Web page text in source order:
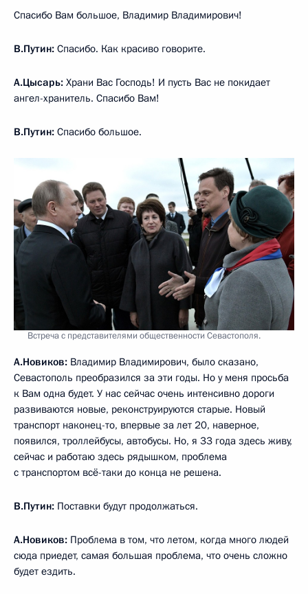
Спасибо Вам большое, Владимир Владимирович!
В.Путин: Спасибо. Как красиво говорите.
А.Цысарь: Храни Вас Господь! И пусть Вас не покидает
ангел-хранитель. Спасибо Вам!
В.Путин: Спасибо большое.
Встреча с представителями общественности Севастополя.
А.Новиков: Владимир Владимирович, было сказано,
Севастополь преобразился за эти годы. Но у меня просьба
к Вам одна будет. У нас сейчас очень интенсивно дороги
развиваются новые, реконструируются старые. Новый
транспорт наконец-то, впервые за лет 20, наверное,
появился, троллейбусы, автобусы. Но, я 33 года здесь живу,
сейчас и работаю здесь рядышком, проблема
с транспортом всё-таки до конца не решена.
В.Путин: Поставки будут продолжаться.
А.Новиков: Проблема в том, что летом, когда много людей
сюда приедет, самая большая проблема, что очень сложно
будет ездить.